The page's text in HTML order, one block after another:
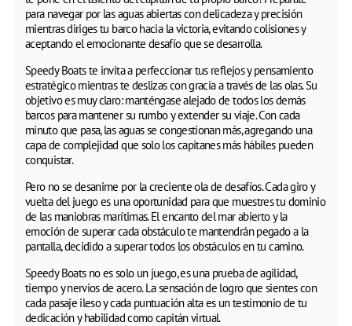
para navegar por las aguas abiertas con delicadeza y precisión
mientras diriges tu barco hacia la victoria, evitando colisiones y
aceptando el emocionante desafío que se desarrolla.
Speedy Boats te invita a perfeccionar tus reflejos y pensamiento
estratégico mientras te deslizas con gracia a través de las olas. Su
objetivo es muy claro: manténgase alejado de todos los demás
barcos para mantener su rumbo y extender su viaje. Con cada
minuto que pasa, las aguas se congestionan más, agregando una
capa de complejidad que solo los capitanes más hábiles pueden
conquistar.
Pero no se desanime por la creciente ola de desafíos. Cada giro y
vuelta del juego es una oportunidad para que muestres tu dominio
de las maniobras marítimas. El encanto del mar abierto y la
emoción de superar cada obstáculo te mantendrán pegado a la
pantalla, decidido a superar todos los obstáculos en tu camino.
Speedy Boats no es solo un juego, es una prueba de agilidad,
tiempo y nervios de acero. La sensación de logro que sientes con
cada pasaje ileso y cada puntuación alta es un testimonio de tu
dedicación y habilidad como capitán virtual.